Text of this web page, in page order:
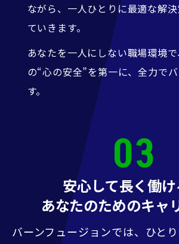
ながら、一人ひとりに最適な解
ていきます。
あなたを一人にしない職場環境
の“心の安全”を第一に、全力で
す。
03
安心して長く働け
あなたのためのキャ
バーンフュージョンでは、ひと